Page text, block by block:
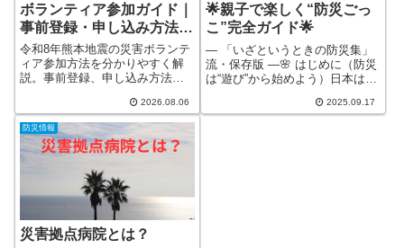
ボランティア参加ガイド｜
事前登録・申し込み方法・
ボランティア活動保険
令和8年熊本地震の災害ボランテ
ィア参加方法を分かりやすく解
説。事前登録、申し込み方法、
保険、持ち物、支援物資の注意
点まで、熊本県社会福祉協議会
の公式情報をもとに詳しくご紹
介します。
2026.08.06
🌟親子で楽しく“防災ごっ
こ”完全ガイド🌟
― 「いざというときの防災集」
流・保存版 ―🌸 はじめに（防災
は“遊び”から始めよう）日本は世
震・台風・大雨・津波・火山噴
2025.09.17
防災情報
災害拠点病院とは？